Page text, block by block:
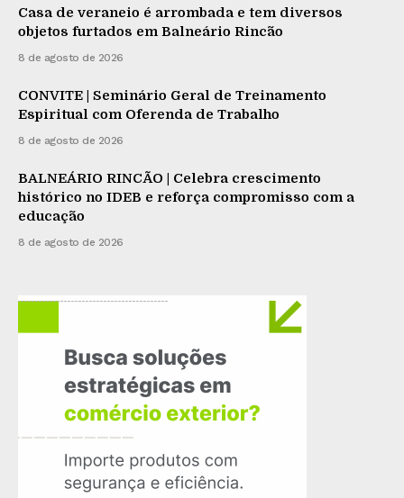
Casa de veraneio é arrombada e tem diversos
objetos furtados em Balneário Rincão
8 de agosto de 2026
CONVITE | Seminário Geral de Treinamento
Espiritual com Oferenda de Trabalho
8 de agosto de 2026
BALNEÁRIO RINCÃO | Celebra crescimento
histórico no IDEB e reforça compromisso com a
educação
8 de agosto de 2026